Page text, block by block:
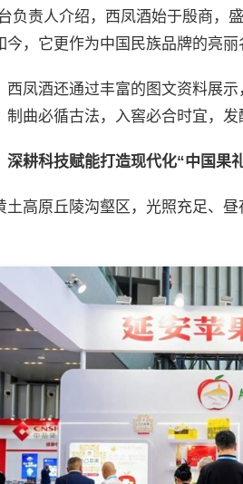
负责人介绍，西凤酒始于殷商，
今，它更作为中国民族品牌的亮丽
西凤酒还通过丰富的图文资料展
制曲必循古法，入窖必合时宜，
深耕科技赋能打造现代化“中国果
土高原丘陵沟壑区，光照充足、